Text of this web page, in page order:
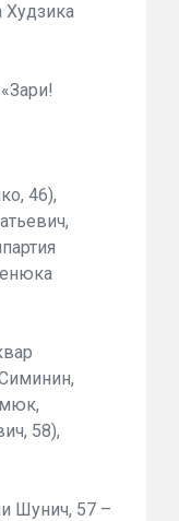
Худзика
46),
58),
Шунич, 57 –